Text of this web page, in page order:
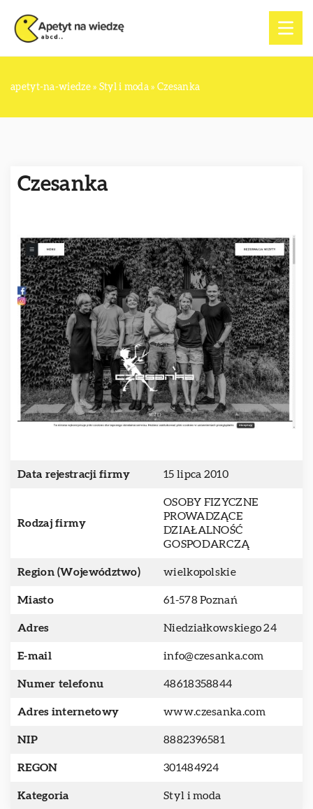
apetyt-na-wiedze» Styl i moda » Czesanka
Czesanka
Data rejestracji firmy 15 lipca 2010
Rodzaj firmy
OSOBY FIZYCZNE
PROWADZĄCE
DZIAŁALNOŚĆ
GOSPODARCZĄ
Region (Województwo) wielkopolskie
Miasto 61-578 Poznań
Adres Niedziałkowskiego 24
E-mail info@czesanka.com
Numer telefonu 48618358844
Adres internetowy www.czesanka.com
NIP 8882396581
REGON 301484924
Kategoria Styl i moda